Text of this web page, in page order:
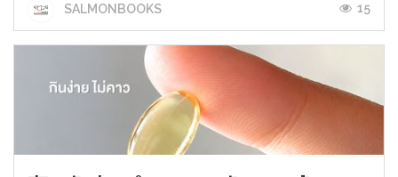
SALMONBOOKS 15